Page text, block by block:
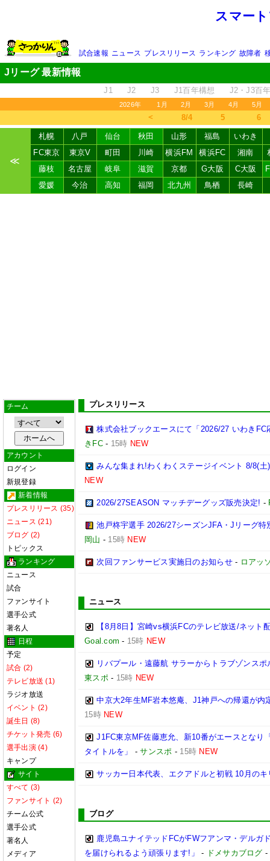
スマー
試合速報 ニュース プレスリリース ランキング 故障者
Jリーグ 最新情報
J1 J2 J3 J1百年構想 J2・J3百
2026年 1月 2月 3月 4月 5月
＜ 8/4 5 6
≪
札幌 八戸 仙台 秋田 山形 福島
いわき
FC東京
東京V 町田 川崎 横浜FM 横浜FC 湘南
藤枝
名古屋 岐阜 滋賀 京都 G大阪 C大阪
愛媛
今治 高知 福岡 北九州 鳥栖 長崎
チーム
アカウント
ログイン
新規登録
新着情報
プレスリリース (35)
ニュース (21)
ブログ (2)
トピックス
ランキング
ニュース
試合
ファンサイト
選手公式
著名人
日程
予定
試合 (2)
テレビ放送 (1)
ラジオ放送
イベント (2)
誕生日 (8)
チケット発売 (6)
選手出演 (4)
キャンプ
サイト
すべて (3)
ファンサイト (2)
チーム公式
選手公式
著名人
メディア
プレスリリース
株式会社ブックエースにて「2026/27 いわき
きFC- 15時 NEW
みんな集まれ!わくわくステージイベント 8/8(
NEW
2026/27SEASON マッチデーグッズ販売決定! -
池戸柊宇選手 2026/27シーズンJFA・Jリーグ
岡山 - 15時 NEW
次回ファンサービス実施日のお知らせ- ロアッ
ニュース
【8月8日】宮崎vs横浜FCのテレビ放送/ネット
Goal.com - 15時 NEW
リバプール・遠藤航 サラーからトラブゾンス
東スポ- 15時 NEW
中京大2年生MF岩本悠庵、J1神戸への帰還が内
15時 NEW
J1FC東京MF佐藤恵允、新10番がエースとなり
タイトルを」
-サンスポ - 15時 NEW
サッカー日本代表、エクアドルと初戦 10月のキ
ブログ
鹿児島ユナイテッドFCがFWフアンマ・デルガ
を届けられるよう頑張ります!」
- ドメサカブログ -